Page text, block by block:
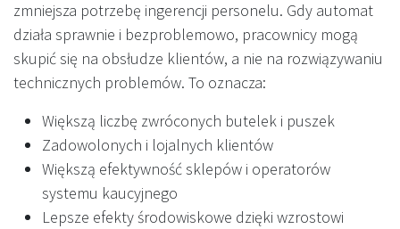
zmniejsza potrzebę ingerencji personelu. Gdy automat
działa sprawnie i bezproblemowo, pracownicy mogą
skupić się na obsłudze klientów, a nie na rozwiązywaniu
technicznych problemów. To oznacza:
Większą liczbę zwróconych butelek i puszek
Zadowolonych i lojalnych klientów
Większą efektywność sklepów i operatorów
systemu kaucyjnego
Lepsze efekty środowiskowe dzięki wzrostowi